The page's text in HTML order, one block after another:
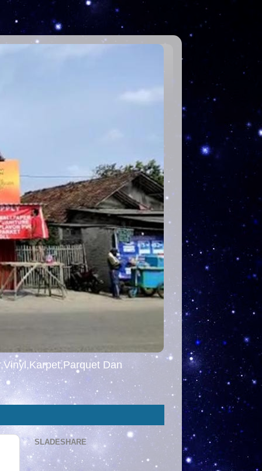
Dan
SLADESHARE